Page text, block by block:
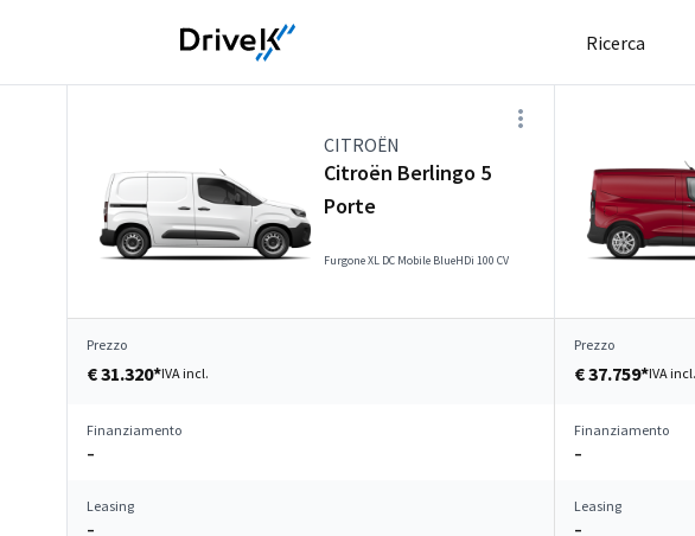
Ricerca
CITROËN
Citroën Berlingo 5
Porte
Furgone XL DC Mobile BlueHDi 100 CV
Prezzo
€ 31.320*IVA incl.
Prezzo
€ 37.759*IVA incl.
Finanziamento
–
Finanziamento
–
Leasing
–
Leasing
–